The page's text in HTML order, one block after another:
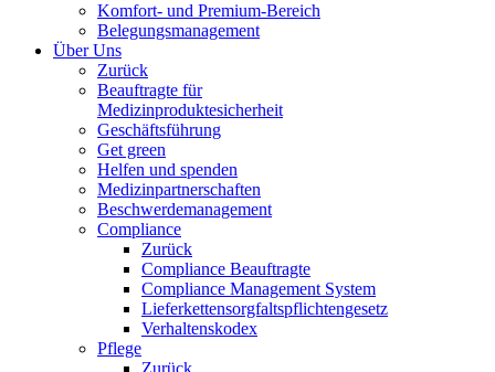
Komfort- und Premium-Bereich
Belegungsmanagement
Über Uns
Zurück
Beauftragte für
Medizinproduktesicherheit
Geschäftsführung
Get green
Helfen und spenden
Medizinpartnerschaften
Beschwerdemanagement
Compliance
Zurück
Compliance Beauftragte
Compliance Management System
Lieferkettensorgfaltspflichtengesetz
Verhaltenskodex
Pflege
Zurück